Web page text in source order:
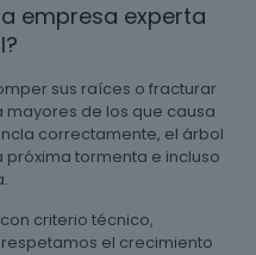
empresa experta
sus raíces o fracturar
de los que causa
correctamente, el árbol
tormenta e incluso
criterio técnico,
el crecimiento